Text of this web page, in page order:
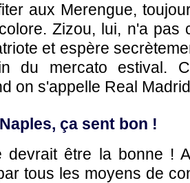
aux Merengue,
Zizou, lui, n'a pas
et espère
du mercato estival.
on s'appelle Real
ça sent bon !
devrait être la bonne !
tous les moyens de